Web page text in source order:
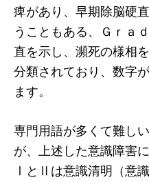
痺があり、早期除脳硬
うこともある、Ｇｒａ
直を示し、瀕死の様相
分類されており、数字
ます。
専門用語が多くて難し
が、上述した意識障害
ⅠとⅡは意識清明（意